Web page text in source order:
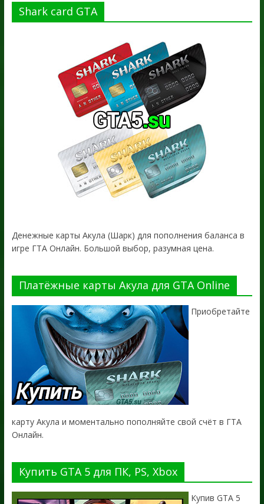
Shark card GTA
Денежные карты Акула (Шарк) для пополнения баланса в
игре ГТА Онлайн. Большой выбор, разумная цена.
Платёжные карты Акула для GTA Online
Приобретайте
карту Акула и моментально пополняйте свой счёт в ГТА
Онлайн.
Купить GTA 5 для ПК, PS, Xbox
Купив GTA 5